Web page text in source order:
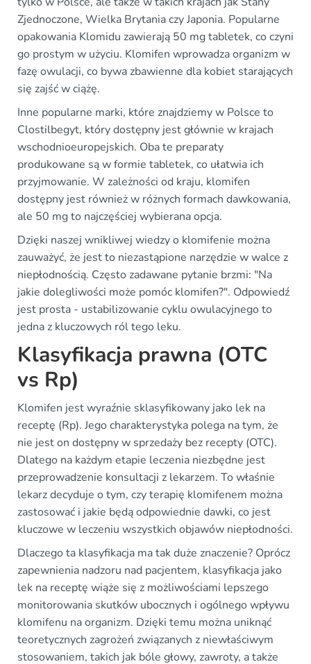
Zjednoczone, Wielka Brytania czy Japonia. Popularne
opakowania Klomidu zawierają 50 mg tabletek, co czyni
go prostym w użyciu. Klomifen wprowadza organizm w
fazę owulacji, co bywa zbawienne dla kobiet starających
się zajść w ciążę.
Inne popularne marki, które znajdziemy w Polsce to
Clostilbegyt, który dostępny jest głównie w krajach
wschodnioeuropejskich. Oba te preparaty
produkowane są w formie tabletek, co ułatwia ich
przyjmowanie. W zależności od kraju, klomifen
dostępny jest również w różnych formach dawkowania,
ale 50 mg to najczęściej wybierana opcja.
Dzięki naszej wnikliwej wiedzy o klomifenie można
zauważyć, że jest to niezastąpione narzędzie w walce z
niepłodnością. Często zadawane pytanie brzmi: "Na
jakie dolegliwości może pomóc klomifen?". Odpowiedź
jest prosta - ustabilizowanie cyklu owulacyjnego to
jedna z kluczowych ról tego leku.
Klasyfikacja prawna (OTC
vs Rp)
Klomifen jest wyraźnie sklasyfikowany jako lek na
receptę (Rp). Jego charakterystyka polega na tym, że
nie jest on dostępny w sprzedaży bez recepty (OTC).
Dlatego na każdym etapie leczenia niezbędne jest
przeprowadzenie konsultacji z lekarzem. To właśnie
lekarz decyduje o tym, czy terapię klomifenem można
zastosować i jakie będą odpowiednie dawki, co jest
kluczowe w leczeniu wszystkich objawów niepłodności.
Dlaczego ta klasyfikacja ma tak duże znaczenie? Oprócz
zapewnienia nadzoru nad pacjentem, klasyfikacja jako
lek na receptę wiąże się z możliwościami lepszego
monitorowania skutków ubocznych i ogólnego wpływu
klomifenu na organizm. Dzięki temu można uniknąć
teoretycznych zagrożeń związanych z niewłaściwym
stosowaniem, takich jak bóle głowy, zawroty, a także